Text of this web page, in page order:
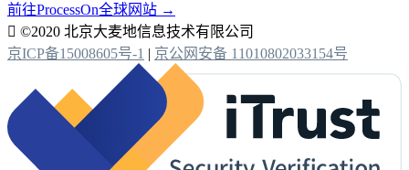
前往ProcessOn全球网站 →
 ©2020 北京大麦地信息技术有限公司
京ICP备15008605号-1 | 京公网安备 11010802033154号